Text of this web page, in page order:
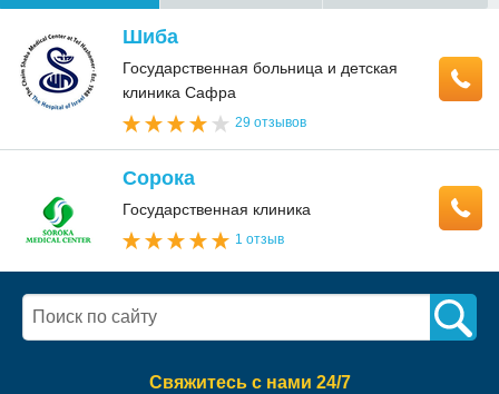
Шиба
Государственная больница и детская
клиника Сафра
29 отзывов
Сорока
Государственная клиника
1 отзыв
Свяжитесь с нами 24/7